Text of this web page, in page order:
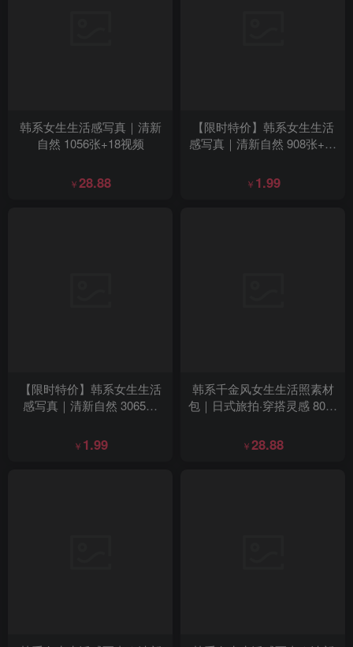
韩系女生生活感写真｜清新
自然 1056张+18视频
￥28.88
【限时特价】韩系女生生活
感写真｜清新自然 908张+67
￥ 1.99
【限时特价】韩系女生生活
感写真｜清新自然 3065张
￥ 1.99
韩系千金风女生生活照素材
包｜日式旅拍·穿搭灵感 80张
￥28.88